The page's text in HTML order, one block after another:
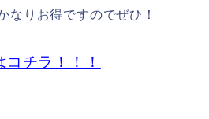
なりお得ですのでぜひ！
チラ！！！